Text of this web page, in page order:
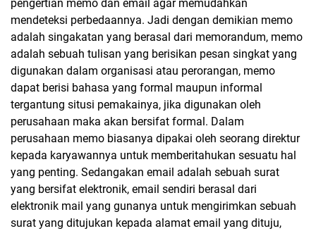
pengertian memo dan email agar memudahkan
mendeteksi perbedaannya. Jadi dengan demikian memo
adalah singakatan yang berasal dari memorandum, memo
adalah sebuah tulisan yang berisikan pesan singkat yang
digunakan dalam organisasi atau perorangan, memo
dapat berisi bahasa yang formal maupun informal
tergantung situsi pemakainya, jika digunakan oleh
perusahaan maka akan bersifat formal. Dalam
perusahaan memo biasanya dipakai oleh seorang direktur
kepada karyawannya untuk memberitahukan sesuatu hal
yang penting. Sedangakan email adalah sebuah surat
yang bersifat elektronik, email sendiri berasal dari
elektronik mail yang gunanya untuk mengirimkan sebuah
surat yang ditujukan kepada alamat email yang dituju,